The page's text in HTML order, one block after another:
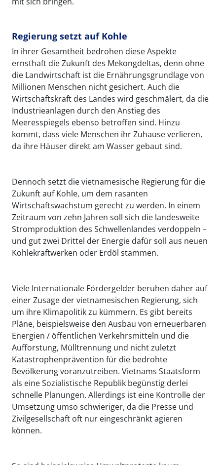
Regierung setzt auf Kohle
In ihrer Gesamtheit bedrohen diese Aspekte
ernsthaft die Zukunft des Mekongdeltas, denn ohne
die Landwirtschaft ist die Ernährungsgrundlage von
Millionen Menschen nicht gesichert. Auch die
Wirtschaftskraft des Landes wird geschmälert, da die
Industrieanlagen durch den Anstieg des
Meeresspiegels ebenso betroffen sind. Hinzu
kommt, dass viele Menschen ihr Zuhause verlieren,
da ihre Häuser direkt am Wasser gebaut sind.
Dennoch setzt die vietnamesische Regierung für die
Zukunft auf Kohle, um dem rasanten
Wirtschaftswachstum gerecht zu werden. In einem
Zeitraum von zehn Jahren soll sich die landesweite
Stromproduktion des Schwellenlandes verdoppeln –
und gut zwei Drittel der Energie dafür soll aus neuen
Kohlekraftwerken oder Erdöl stammen.
Viele Internationale Fördergelder beruhen daher auf
einer Zusage der vietnamesischen Regierung, sich
um ihre Klimapolitik zu kümmern. Es gibt bereits
Pläne, beispielsweise den Ausbau von erneuerbaren
Energien / öffentlichen Verkehrsmitteln und die
Aufforstung, Mülltrennung und nicht zuletzt
Katastrophenprävention für die bedrohte
Bevölkerung voranzutreiben. Vietnams Staatsform
als eine Sozialistische Republik begünstig derlei
schnelle Planungen. Allerdings ist eine Kontrolle der
Umsetzung umso schwieriger, da die Presse und
Zivilgesellschaft oft nur eingeschränkt agieren
können.